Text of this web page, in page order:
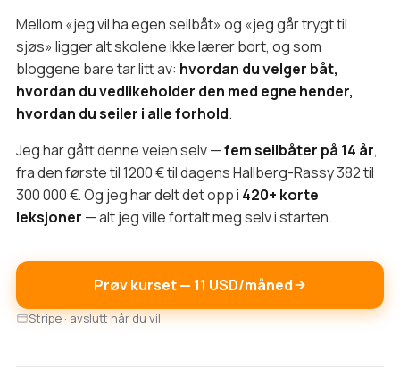
Mellom «jeg vil ha egen seilbåt» og «jeg går trygt til
sjøs» ligger alt skolene ikke lærer bort, og som
bloggene bare tar litt av: hvordan du velger båt,
hvordan du vedlikeholder den med egne hender,
hvordan du seiler i alle forhold.
Jeg har gått denne veien selv —fem seilbåter på 14 år,
fra den første til 1200 € til dagens Hallberg-Rassy 382 til
300 000 €. Og jeg har delt det opp i 420+ korte
leksjoner — alt jeg ville fortalt meg selv i starten.
Prøv kurset — 11 USD/måned
Stripe · avslutt når du vil